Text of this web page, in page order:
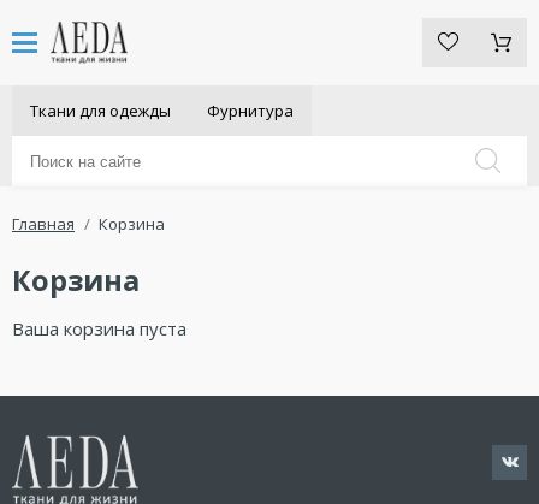
Ткани для одежды Фурнитура
Главная Корзина
Корзина
Ваша корзина пуста